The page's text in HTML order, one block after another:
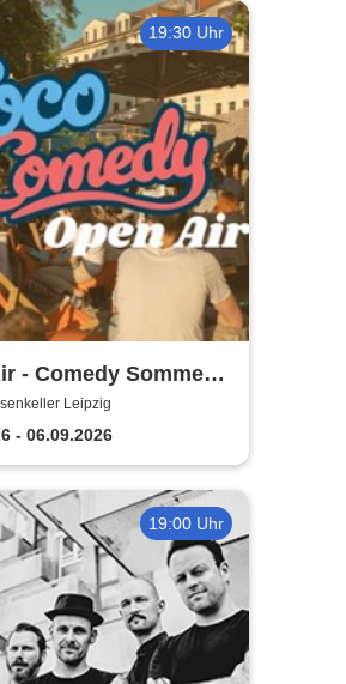
19:30 Uhr
- Comedy Sommer
Felsenkeller Leipzig
Leipzig
- 06.09.2026
19:00 Uhr